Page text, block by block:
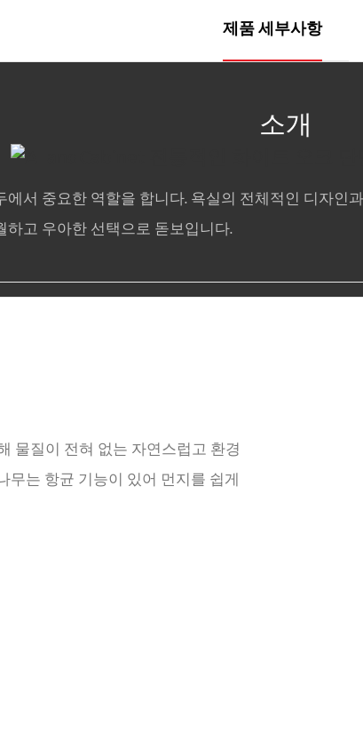
제품 세부사항
소개
서 중요한 역할을 합니다. 욕실의 전체적인 디자
고 우아한 선택으로 돋보입니다.
물질이 전혀 없는 자연스럽고 환경
무는 항균 기능이 있어 먼지를 쉽게